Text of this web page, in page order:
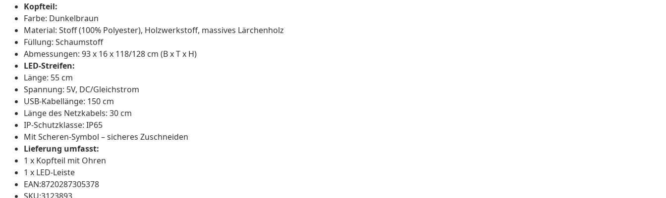
Kopfteil:
Farbe: Dunkelbraun
Material: Stoff (100% Polyester), Holzwerkstoff, massives Lärchenholz
Füllung: Schaumstoff
Abmessungen: 93 x 16 x 118/128 cm (B x T x H)
LED-Streifen:
Länge: 55 cm
Spannung: 5V, DC/Gleichstrom
USB-Kabellänge: 150 cm
Länge des Netzkabels: 30 cm
IP-Schutzklasse: IP65
Mit Scheren-Symbol – sicheres Zuschneiden
Lieferung umfasst:
1 x Kopfteil mit Ohren
1 x LED-Leiste
EAN:8720287305378